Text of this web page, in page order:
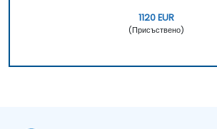
1120 EUR
(Присъствено)